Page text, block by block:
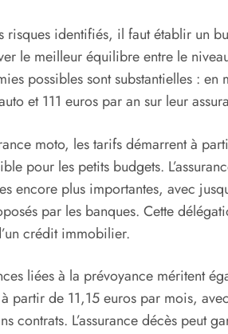
risques identifiés, il faut établir un
le meilleur équilibre entre le
possibles sont substantielles :
et 111 euros par an sur leur
moto, les tarifs démarrent à
pour les petits budgets.
encore plus importantes, avec
par les banques. Cette
crédit immobilier.
liées à la prévoyance méritent
partir de 11,15 euros par mois,
contrats. L’assurance décès peut